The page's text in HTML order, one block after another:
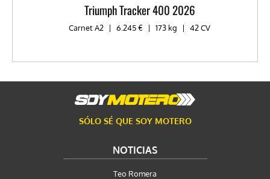
Triumph Tracker 400 2026
Carnet A2 | 6.245 € | 173 kg | 42 CV
SÓLO SÉ QUE SOY MOTERO
NOTICIAS
Teo Romera